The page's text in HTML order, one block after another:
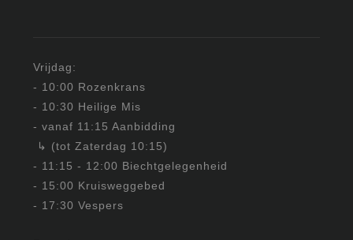
Vrijdag:
- 10:00 Rozenkrans
- 10:30 Heilige Mis
- vanaf 11:15 Aanbidding
↳ (tot Zaterdag 10:15)
- 11:15 - 12:00 Biechtgelegenheid
- 15:00 Kruisweggebed
- 17:30 Vespers